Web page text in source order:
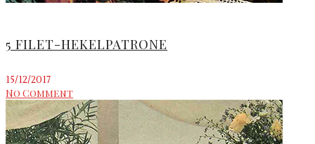
5 FILET-HEKELPATRONE
15/12/2017
No Comment